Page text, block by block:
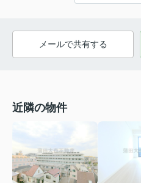
メールで共有する
近隣の物件